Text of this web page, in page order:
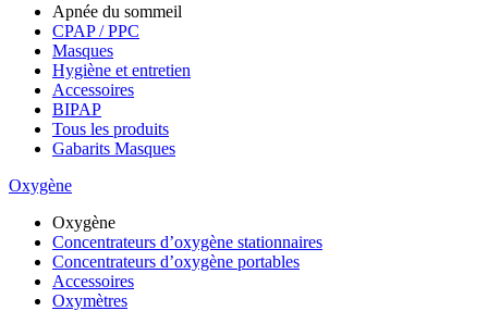
Apnée du sommeil
CPAP / PPC
Masques
Hygiène et entretien
Accessoires
BIPAP
Tous les produits
Gabarits Masques
Oxygène
Oxygène
Concentrateurs d’oxygène stationnaires
Concentrateurs d’oxygène portables
Accessoires
Oxymètres